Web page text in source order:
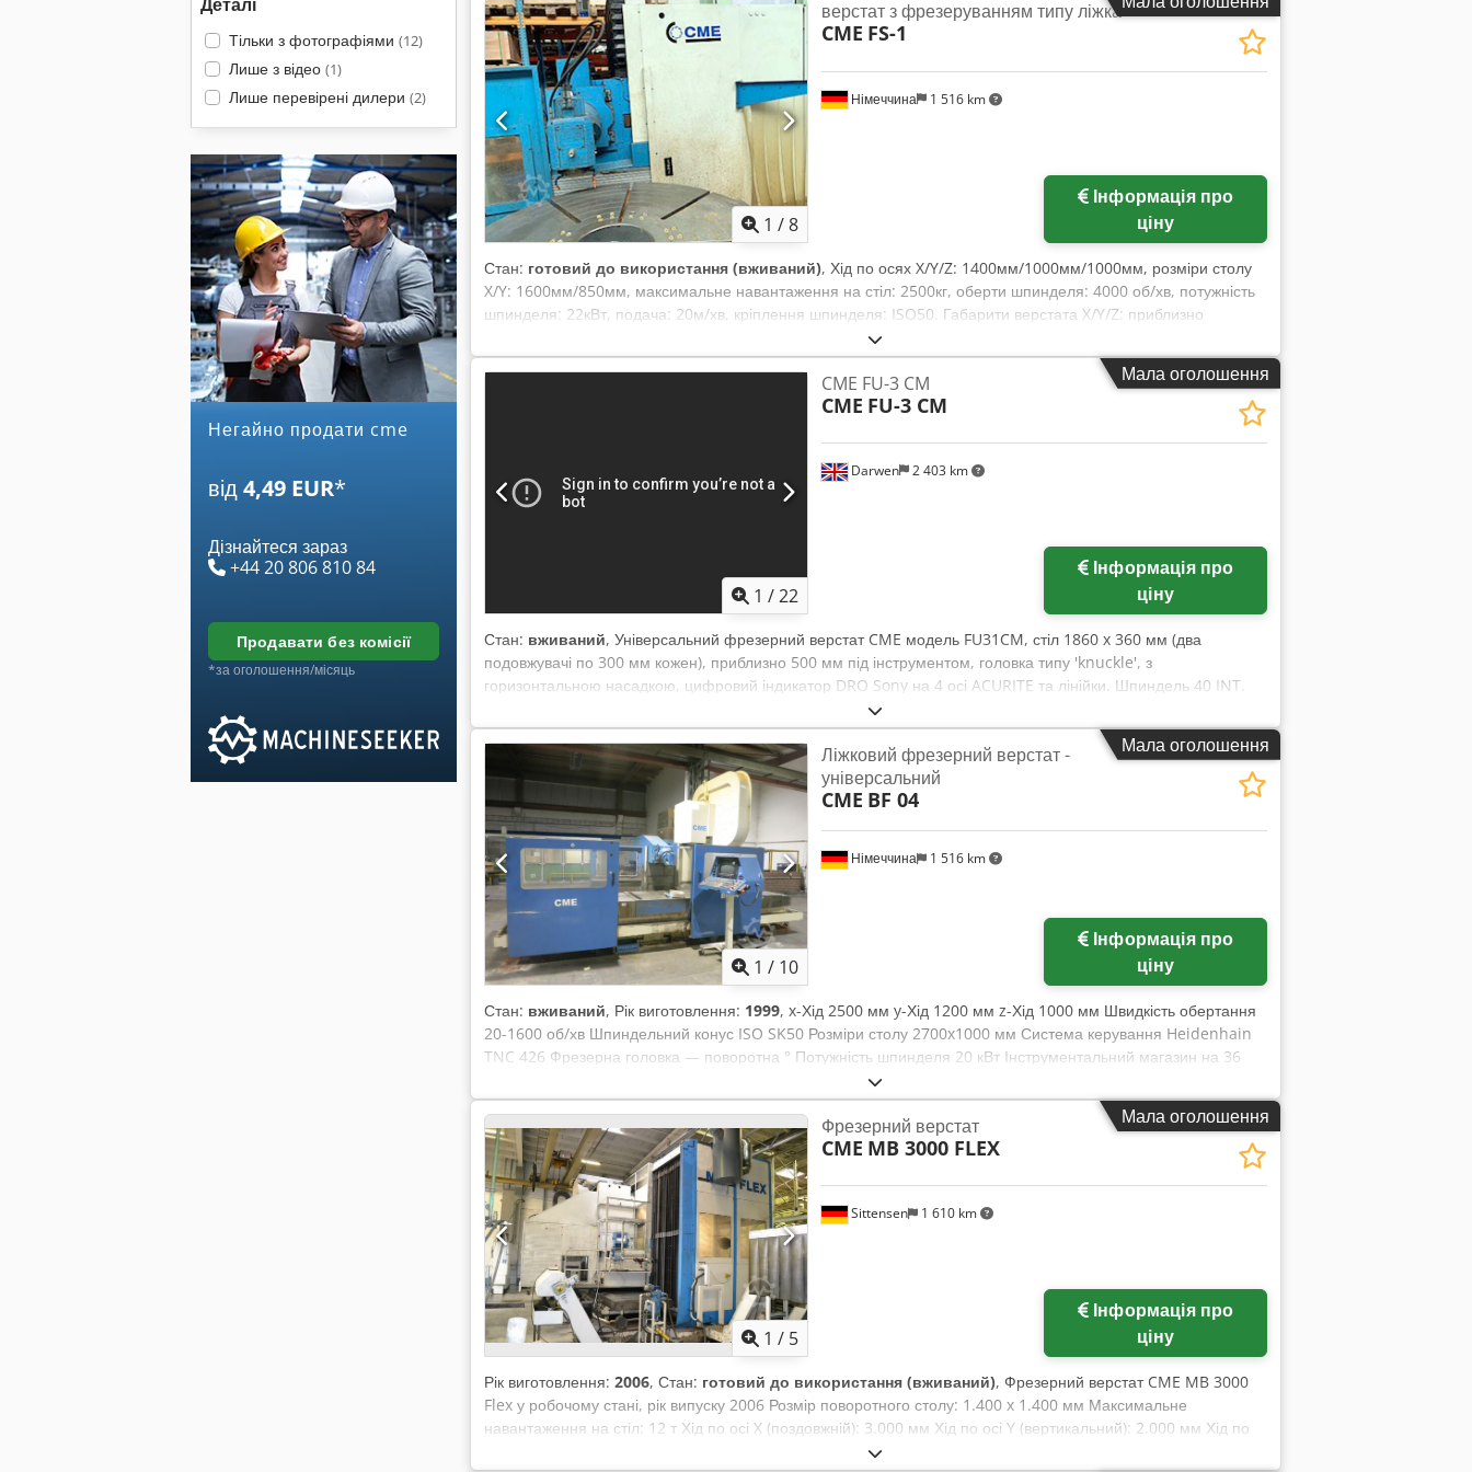
Тільки з фотографіями (12)
Лише з відео (1)
Лише перевірені дилери (2)
Негайно продати cme
від4,49 EUR*
Дізнайтеся зараз
+44 20 806 810 84
продавати без комісії
*за оголошення/місяць
1 /8
Німеччина 1 516 km
верстат з фрезеруванням типу ліжка
CME FS-1
ціну
Стан: готовий до використання (вживаний), Хід по осях X/Y/Z: 1400мм/1000мм/1000мм, розміри столу
X/Y: 1600мм/850мм, максимальне навантаження на стіл: 2500кг, оберти шпинделя: 4000 об/хв, потужність
шпинделя: 22кВт, подача: 20м/хв, кріплення шпинделя: ISO50. Габарити верстата X/Y/Z: приблизно
4300мм/2500мм/2600мм, вага: приблизно 10000кг. Можливий огляд на місці. Dedpfx Ajy Hk Uljhyewa
Мала оголошення
1 /22
Darwen 2 403 km
CME FU-3 CM
CME FU-3 CM
ціну
Стан: вживаний, Універсальний фрезерний верстат CME модель FU31CM, стіл 1860 x 360 мм (два
подовжувачі по 300 мм кожен), приблизно 500 мм під інструментом, головка типу 'knuckle', з
горизонтальною насадкою, цифровий індикатор DRO Sony на 4 осі ACURITE та лінійки. Шпиндель 40 INT.
Станок у винятково гарному стані, з університету. Dodoywzlcopfx Ahyowa
Мала оголошення
1 / 10
Німеччина 1 516 km
Ліжковий фрезерний верстат -
універсальний
CME BF 04
ціну
Стан: вживаний, Рік виготовлення: 1999, x-Хід 2500 мм y-Хід 1200 мм z-Хід 1000 мм Швидкість обертання
20-1600 об/хв Шпиндельний конус ISO SK50 Розміри столу 2700x1000 мм Система керування Heidenhain
TNC 426 Фрезерна головка — поворотна ° Потужність шпинделя 20 кВт Інструментальний магазин на 36
позицій Вага верстата приблизно 18 т Dsdsyqv Taopfx Ahyowa Технічні дані надані виробником або
оператором, тому ми не несемо за них відповідальність. Ми залишаємо за собою право проміжного
продажу; діють виключно наші умови продажу та поставки. Про нас Понад 400 власних машин на складі
Більше 15.000 м² складських площ, вантажопідйомність крана 70 т Більше 10.000 одиниць приладдя для
Вашої майстерні Якщо ви хочете продати машини, виробничі лінії або підприємство, зв’яжіться з нами. Інші
пропозиції можна знайти на нашому веб-сайті. Огляд машин можливий за домовленістю. Ми будемо раді
Вашому візиту. Ваш колектив Markus Hirsch
Мала оголошення
1 / 5
Sittensen 1 610 km
Фрезерний верстат
CME MB 3000 FLEX
ціну
Рік виготовлення: 2006, Стан: готовий до використання (вживаний), Фрезерний верстат CME MB 3000
Flex у робочому стані, рік випуску 2006 Розмір поворотного столу: 1.400 x 1.400 мм Максимальне
навантаження на стіл: 12 т Хід по осі X (поздовжній): 3.000 мм Хід по осі Y (вертикальний): 2.000 мм Хід по
осі Z (поперечний): 1.000 мм Хід шпинделя (W): 700 мм Поворотний стіл (B): 360° – 0,001° Dwjdpfx Ahjgui